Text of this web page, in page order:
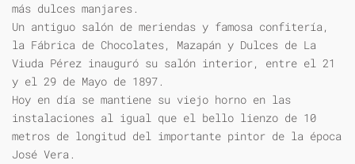
más dulces manjares.
Un antiguo salón de meriendas y famosa confitería,
la Fábrica de Chocolates, Mazapán y Dulces de La
Viuda Pérez inauguró su salón interior, entre el 21
y el 29 de Mayo de 1897.
Hoy en día se mantiene su viejo horno en las
instalaciones al igual que el bello lienzo de 10
metros de longitud del importante pintor de la época
José Vera.